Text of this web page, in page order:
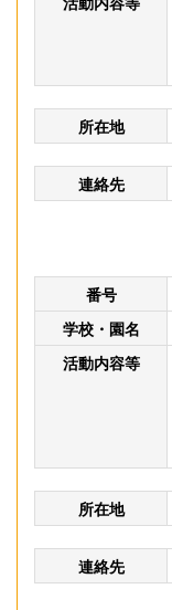
所在地
連絡先
番号
学校・園名
活動内容等
所在地
連絡先